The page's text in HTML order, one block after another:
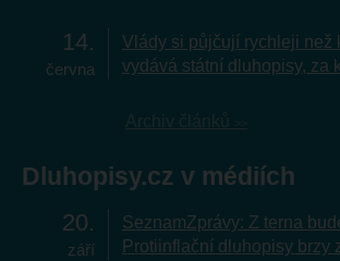
14
června
Vlády si půjčují rychleji než
vydává státní dluhopisy, za
Dluhopisy.cz v médiích
20
září
SeznamZprávy: Z terna
Protiinflační dluhopisy brzy